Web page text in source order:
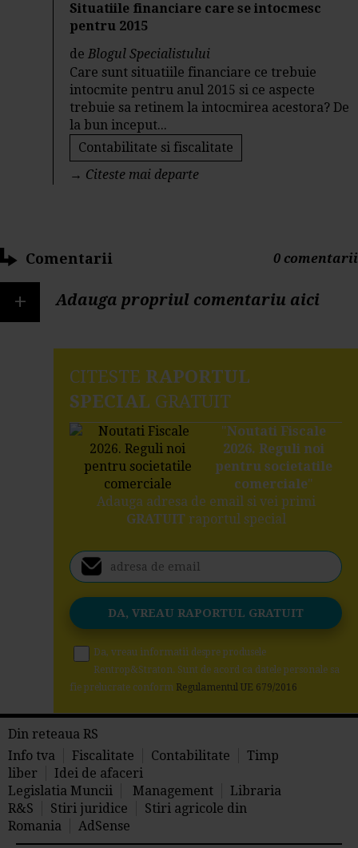
Situatiile financiare care se intocmesc
pentru 2015
deBlogul Specialistului
Care sunt situatiile financiare ce trebuie
intocmite pentru anul 2015 si ce aspecte
trebuie sa retinem la intocmirea acestora? De
la bun inceput...
Contabilitate si fiscalitate
→ Citeste mai departe
Comentarii 0 comentarii
+ Adauga propriul comentariu aici
CITESTE RAPORTUL
SPECIAL GRATUIT
"Noutati Fiscale
2026. Reguli noi
pentru societatile
comerciale"
Adauga adresa de email si vei primi
GRATUITraportul special
Da, vreau informatii despre produsele
Rentrop&Straton. Sunt de acord ca datele personale sa
fie prelucrate conform Regulamentul UE 679/2016
Din reteaua RS
Info tva
Fiscalitate Contabilitate
Timp
liber
Idei de afaceri
Legislatia Muncii
Management
Libraria
R&S
Stiri juridice
Stiri agricole din
Romania
AdSense